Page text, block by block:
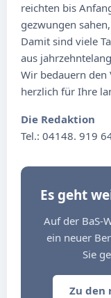
reichten bis
gezwungen
Damit sind viele
aus
Wir bedauern den
herzlich für Ihre
Die Redaktion
Tel.: 04148. 919
Es geht
Auf der BaS-
ein neuer
Sie
Zu den